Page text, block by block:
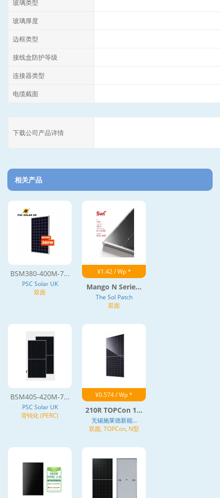
玻璃类型
玻璃厚度
边框类型
接线盒防护等级
连接器类型
电缆截面
下载公司产品详情
相关产品
BSM380-400M-7...
PSC Solar UK
双面
¥1.42 / Wp *
Mango N Serie...
The Sol Patch
双面
BSM405-420M-7...
PSC Solar UK
背钝化 (PERC)
¥0.574 / Wp *
210R TOPCon 1...
无锡施莱德新能...
双面, TOPCon, N型